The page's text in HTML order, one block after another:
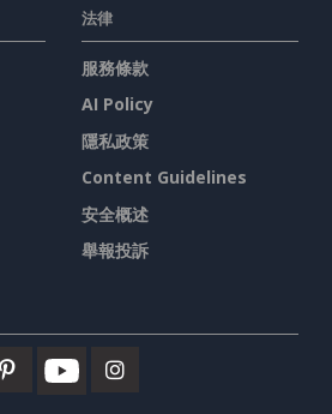
法律
服務條款
AI Policy
隱私政策
Content Guidelines
安全概述
舉報投訴